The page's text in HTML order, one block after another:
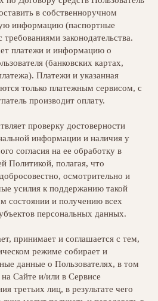
в собственноручном
информацию (паспортные
законодательства.
платежи и информацию о
(банковских картах,
Платежи и указанная
только платежным сервисом, с
производит оплату.
проверку достоверности
информации и наличия у
согласия на ее обработку в
Политикой, полагая, что
осмотрительно и
усилия к поддержанию такой
состоянии и получению всех
персональных данных.
принимает и соглашается с тем,
режиме собирает и
данные о Пользователях, в том
Сайте и/или в Сервисе
третьих лиц, в результате чего